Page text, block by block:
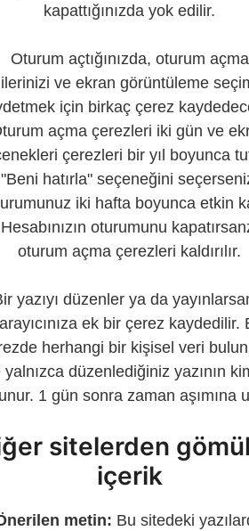
atla
kapattığınızda yok edilir.
Oturum açtığınızda, oturum açma
ve ekran görüntüleme
için birkaç çerez
açma çerezleri iki gün ve
çerezleri bir yıl boyunca
"Beni hatırla" seçeneğini
iki hafta boyunca etkin
Hesabınızın oturumunu
oturum açma çerezleri kaldırılır.
yazıyı düzenler ya da
ek bir çerez kaydedilir.
herhangi bir kişisel veri
yalnızca düzenlediğiniz yazının
1 gün sonra zaman aşımına
sitelerden
içerik
metin: Bu sitedeki